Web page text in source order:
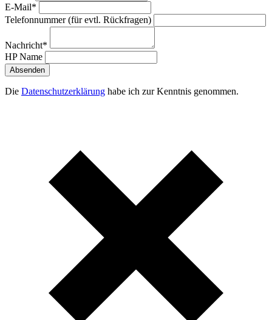
E-Mail*
Telefonnummer (für evtl. Rückfragen)
Nachricht*
HP Name
Absenden
Die Datenschutzerklärung habe ich zur Kenntnis genommen.